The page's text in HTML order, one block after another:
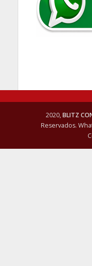
2020,BLITZ
Reservados.